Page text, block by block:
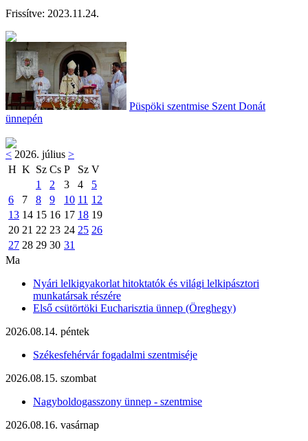
Frissítve: 2023.11.24.
Püspöki szentmise Szent Donát
ünnepén
< 2026. július >
H K Sz Cs P Sz V
1
2 3 4
5
6
7 8 9 10 11 12
13 14 15 16 17 18 19
20 21 22 23 24 25 26
27 28 29 30 31
Ma
Nyári lelkigyakorlat hitoktatók és világi lelkipásztori
munkatársak részére
Első csütörtöki Eucharisztia ünnep (Öreghegy)
2026.08.14. péntek
Székesfehérvár fogadalmi szentmiséje
2026.08.15. szombat
Nagyboldogasszony ünnep - szentmise
2026.08.16. vasárnap